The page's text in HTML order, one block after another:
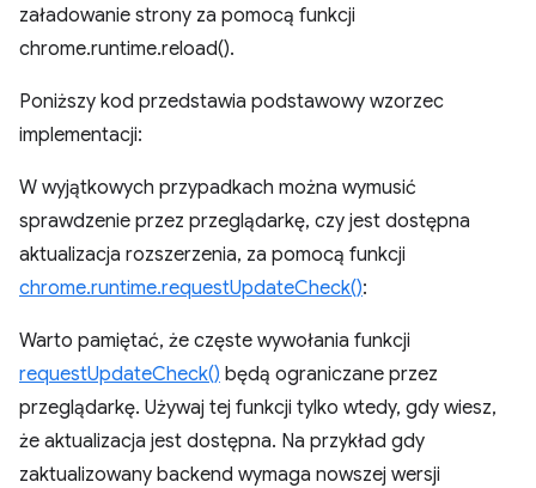
załadowanie strony za pomocą funkcji
chrome.runtime.reload().
Poniższy kod przedstawia podstawowy wzorzec
implementacji:
W wyjątkowych przypadkach można wymusić
sprawdzenie przez przeglądarkę, czy jest dostępna
aktualizacja rozszerzenia, za pomocą funkcji
chrome.runtime.requestUpdateCheck():
Warto pamiętać, że częste wywołania funkcji
requestUpdateCheck() będą ograniczane przez
przeglądarkę. Używaj tej funkcji tylko wtedy, gdy wiesz,
że aktualizacja jest dostępna. Na przykład gdy
zaktualizowany backend wymaga nowszej wersji